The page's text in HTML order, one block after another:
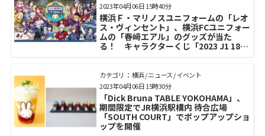
横浜Ｆ・マリノスユニフォームの「レオ
ス・ヴィンセント」、横浜FCユニフォー
ムの「春﨑エアル」のグッズが当た
る！ キャラクターくじ「2023 J1 18ク
ラブ×にじさんじ」5月10日15時発売
2023年04月06日 15時40分
カテゴリ： 横浜 / ニュース / イベント
「Dick Bruna TABLE YOKOHAMA」、
期間限定でJR横浜駅構内 待合広場
「SOUTH COURT」でポップアップショ
ップを開催
2023年04月06日 15時30分